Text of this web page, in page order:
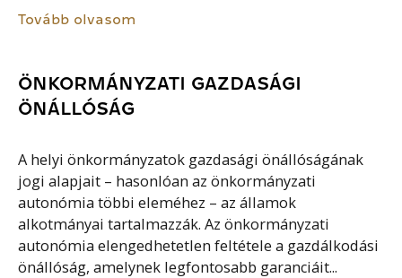
Tovább olvasom
ÖNKORMÁNYZATI GAZDASÁGI
ÖNÁLLÓSÁG
A helyi önkormányzatok gazdasági önállóságának
jogi alapjait – hasonlóan az önkormányzati
autonómia többi eleméhez – az államok
alkotmányai tartalmazzák. Az önkormányzati
autonómia elengedhetetlen feltétele a gazdálkodási
önállóság, amelynek legfontosabb garanciáit...